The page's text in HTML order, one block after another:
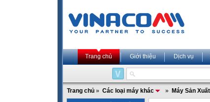
Trang chủ Giới thiệu Dịch vụ
Trang chủ » Các loại máy khác » Máy Sản